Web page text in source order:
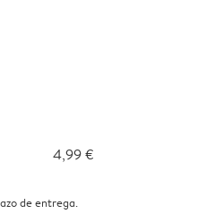
4,99 €
de entrega.